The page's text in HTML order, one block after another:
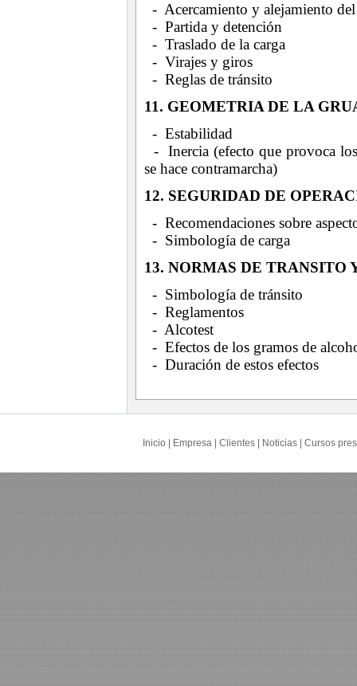
- Acercamiento y alejamiento
- Partida y detención
- Traslado de la carga
- Virajes y giros
- Reglas de tránsito
11. GEOMETRIA DE LA
- Estabilidad
- Inercia (efecto que provoca
se hace contramarcha)
12. SEGURIDAD DE
- Recomendaciones sobre
- Simbología de carga
13. NORMAS DE TRANSITO
- Simbología de tránsito
- Reglamentos
- Alcotest
- Efectos de los gramos de
- Duración de estos efectos
Inicio Empresa Clientes Noticias Cursos